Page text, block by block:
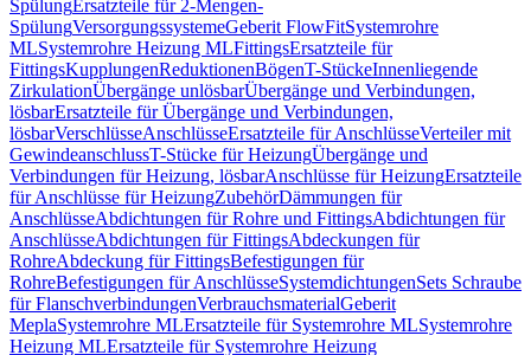
SpülungErsatzteile für 2-Mengen-
SpülungVersorgungssystemeGeberit FlowFitSystemrohre
MLSystemrohre Heizung MLFittingsErsatzteile für
FittingsKupplungenReduktionenBögenT-StückeInnenliegende
ZirkulationÜbergänge unlösbarÜbergänge und Verbindungen,
lösbarErsatzteile für Übergänge und Verbindungen,
lösbarVerschlüsseAnschlüsseErsatzteile für AnschlüsseVerteiler mit
GewindeanschlussT-Stücke für HeizungÜbergänge und
Verbindungen für Heizung, lösbarAnschlüsse für HeizungErsatzteile
für Anschlüsse für HeizungZubehörDämmungen für
AnschlüsseAbdichtungen für Rohre und FittingsAbdichtungen für
AnschlüsseAbdichtungen für FittingsAbdeckungen für
RohreAbdeckung für FittingsBefestigungen für
RohreBefestigungen für AnschlüsseSystemdichtungenSets Schraube
für FlanschverbindungenVerbrauchsmaterialGeberit
MeplaSystemrohre MLErsatzteile für Systemrohre MLSystemrohre
Heizung MLErsatzteile für Systemrohre Heizung